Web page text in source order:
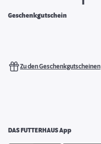
Geschenkgutschein
Zu den Geschenkgutscheinen
DAS FUTTERHAUS App